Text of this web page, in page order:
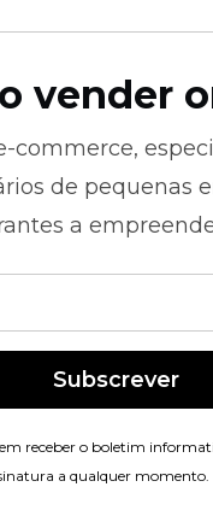
vender
commerce,
de pequenas
a
Subscrever
receber o boletim
a qualquer momento.